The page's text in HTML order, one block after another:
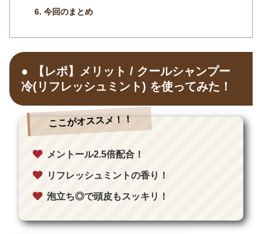
今回のまとめ
【レポ】メリット / クールシャンプー
冷(リフレッシュミント) を使ってみた！
ここがオススメ！！
メントール2.5倍配合！
リフレッシュミントの香り！
泡立ち◎で頭皮もスッキリ！